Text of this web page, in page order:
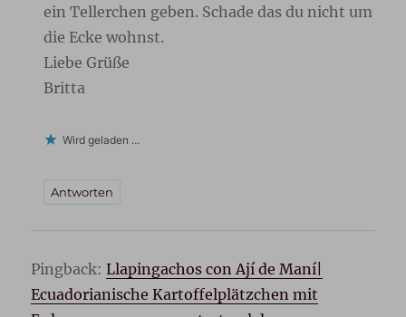
ein Tellerchen geben. Schade das du nicht um
die Ecke wohnst.
Liebe Grüße
Britta
Wird geladen …
Antworten
Pingback:Llapingachos con Ají de Maní|
Ecuadorianische Kartoffelplätzchen mit